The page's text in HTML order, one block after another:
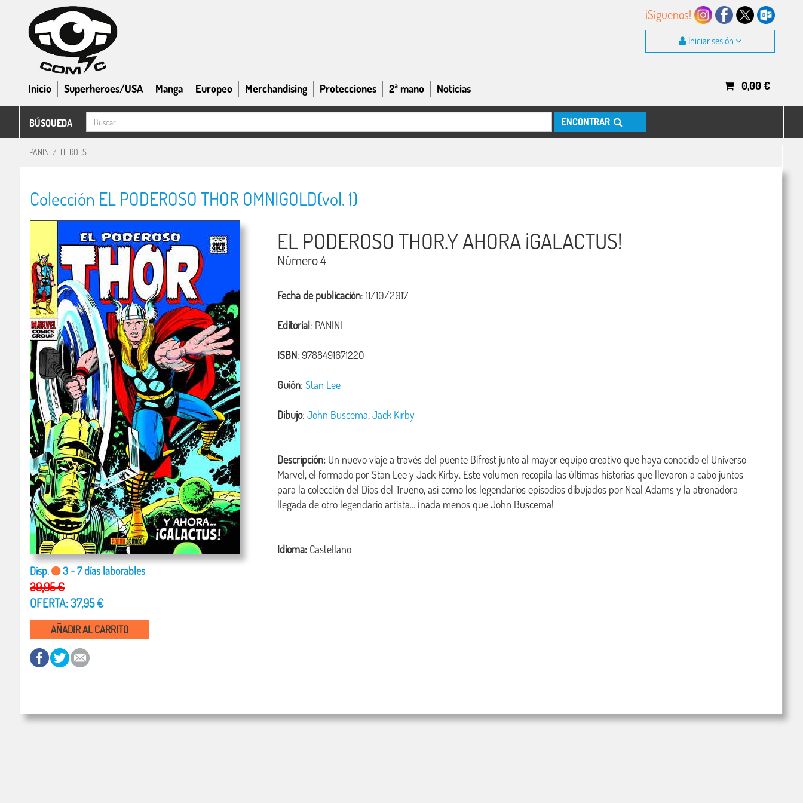
¡Síguenos!
Iniciar sesión
Inicio Superheroes/USA Manga Europeo Merchandising Protecciones 2ª mano Noticias 0,00€
BÚSQUEDA ENCONTRAR
PANINI / HEROES
Colección EL PODEROSO THOR OMNIGOLD(vol. 1)
Disp. 3 - 7 días laborables
39,95 €
OFERTA: 37,95 €
AÑADIR AL CARRITO
EL PODEROSO THOR.Y AHORA ¡GALACTUS!
Número 4
Fecha de publicación: 11/10/2017
Editorial: PANINI
ISBN: 9788491671220
Guión:Stan Lee
Dibujo:John Buscema,Jack Kirby
Descripción: Un nuevo viaje a través del puente Bifrost junto al mayor equipo creativo que haya conocido el Universo
Marvel, el formado por Stan Lee y Jack Kirby. Este volumen recopila las últimas historias que llevaron a cabo juntos
para la colección del Dios del Trueno, así como los legendarios episodios dibujados por Neal Adams y la atronadora
Idioma: Castellano